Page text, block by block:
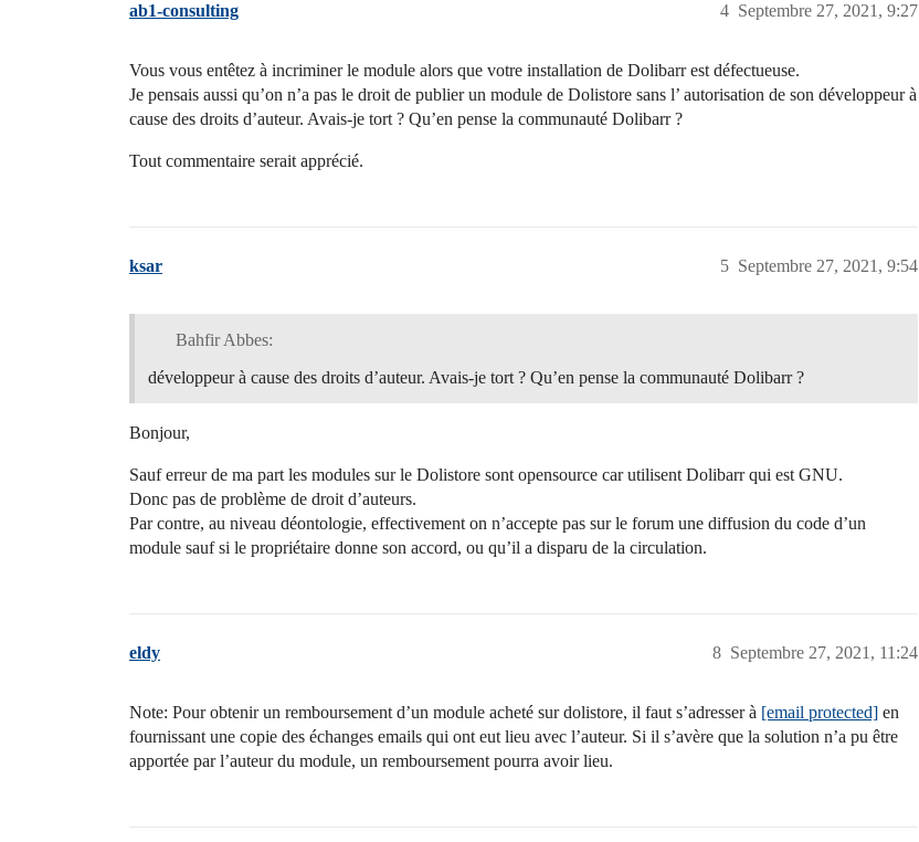
ab1-consulting Septembre 27, 2021, 9:27
4
Vous vous entêtez à incriminer le module alors que votre installation de Dolibarr est défectueuse.
Je pensais aussi qu’on n’a pas le droit de publier un module de Dolistore sans l’ autorisation de son développeur à
cause des droits d’auteur. Avais-je tort ? Qu’en pense la communauté Dolibarr ?
Tout commentaire serait apprécié.
ksar Septembre 27, 2021, 9:54
5
Bahfir Abbes:
développeur à cause des droits d’auteur. Avais-je tort ? Qu’en pense la communauté Dolibarr ?
Bonjour,
Sauf erreur de ma part les modules sur le Dolistore sont opensource car utilisent Dolibarr qui est GNU.
Donc pas de problème de droit d’auteurs.
Par contre, au niveau déontologie, effectivement on n’accepte pas sur le forum une diffusion du code d’un
module sauf si le propriétaire donne son accord, ou qu’il a disparu de la circulation.
eldy Septembre 27, 2021, 11:24
8
Note: Pour obtenir un remboursement d’un module acheté sur dolistore, il faut s’adresser à [email protected] en
fournissant une copie des échanges emails qui ont eut lieu avec l’auteur. Si il s’avère que la solution n’a pu être
apportée par l’auteur du module, un remboursement pourra avoir lieu.